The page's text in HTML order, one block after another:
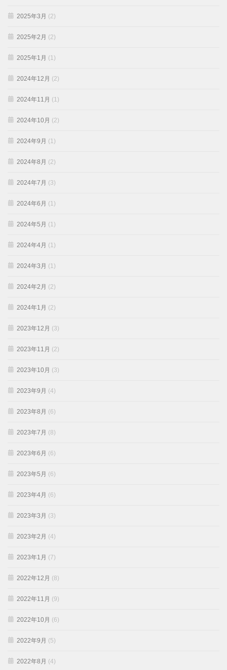
2025年3月 (2)
2025年2月 (2)
2025年1月 (1)
2024年12月 (2)
2024年11月 (1)
2024年10月 (2)
2024年9月 (1)
2024年8月 (2)
2024年7月 (3)
2024年6月 (1)
2024年5月 (1)
2024年4月 (1)
2024年3月 (1)
2024年2月 (2)
2024年1月 (2)
2023年12月 (3)
2023年11月 (2)
2023年10月 (3)
2023年9月 (4)
2023年8月 (6)
2023年7月 (8)
2023年6月 (6)
2023年5月 (6)
2023年4月 (6)
2023年3月 (3)
2023年2月 (4)
2023年1月 (7)
2022年12月 (8)
2022年11月 (9)
2022年10月 (6)
2022年9月 (5)
2022年8月 (4)